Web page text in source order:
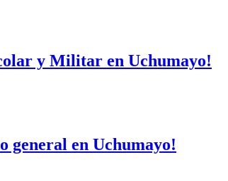
y Militar en Uchumayo!
general en Uchumayo!